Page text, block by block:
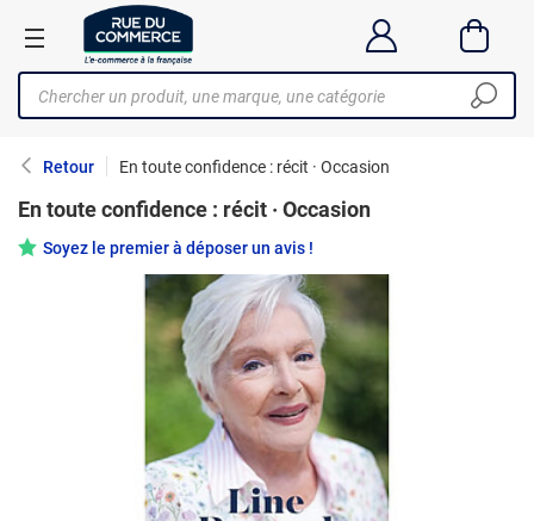
Retour En toute confidence : récit · Occasion
En toute confidence : récit · Occasion
Soyez le premier à déposer un avis !